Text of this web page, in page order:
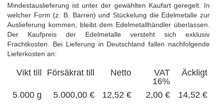
Mindestauslieferung ist unter der gewählten Kaufart geregelt. In
welcher Form (z. B. Barren) und Stückelung die Edelmetalle zur
Auslieferung kommen, bleibt dem Edelmetallhändler überlassen.
Der Kaufpreis der Edelmetalle versteht sich exklusiv
Frachtkosten. Bei Lieferung in Deutschland fallen nachfolgende
Lieferkosten an:
Vikt till Försäkrat till Netto
VAT
16%
Äckligt
5.000 g 5.000,00 € 12,52 € 2,00 €
14,52 €